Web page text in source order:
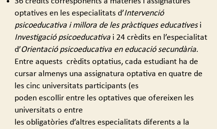
optatives en les especialitats d’Intervenció
psicoeducativa i millora de les pràctiques educativesi
Investigació psicoeducativa i 24 crèdits en l’especialitat
d’Orientació psicoeducativa en educació secundària.
Entre aquests crèdits optatius, cada estudiant ha de
cursar almenys una assignatura optativa en quatre de
les cinc universitats participants (es
poden escollir entre les optatives que ofereixen les
universitats o entre
les obligatòries d’altres especialitats diferents a la